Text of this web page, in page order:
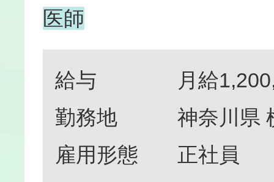
医師
給与
月給
勤務地
神奈川県
雇用形態
正社員